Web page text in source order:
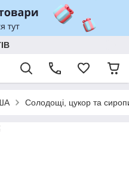
Солодощі, цукор та